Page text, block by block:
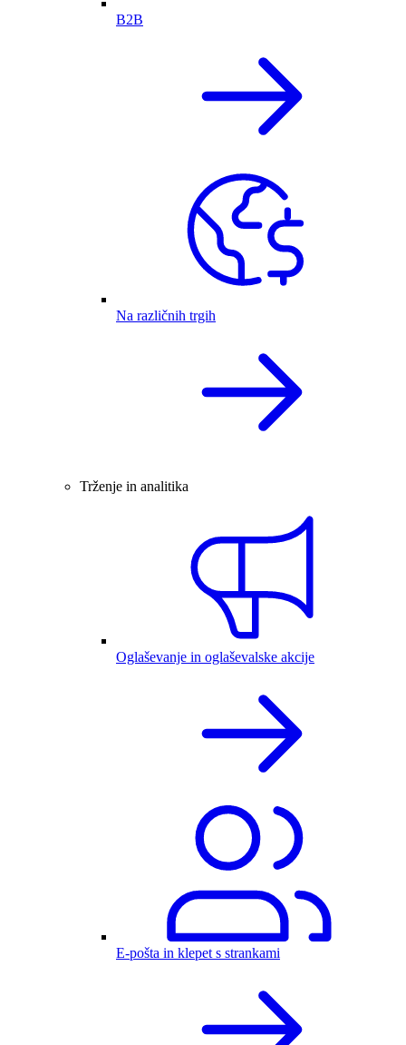
B2B
Na različnih trgih
Trženje in analitika
Oglaševanje in oglaševalske akcije
E-pošta in klepet s strankami